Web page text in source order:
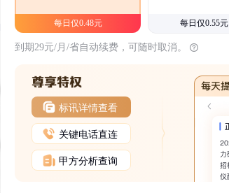
每日仅0.48元 每日仅0.55元
到期29元/月/省自动续费，可随时取消。
标讯详情查看
关键电话直连
甲方分析查询